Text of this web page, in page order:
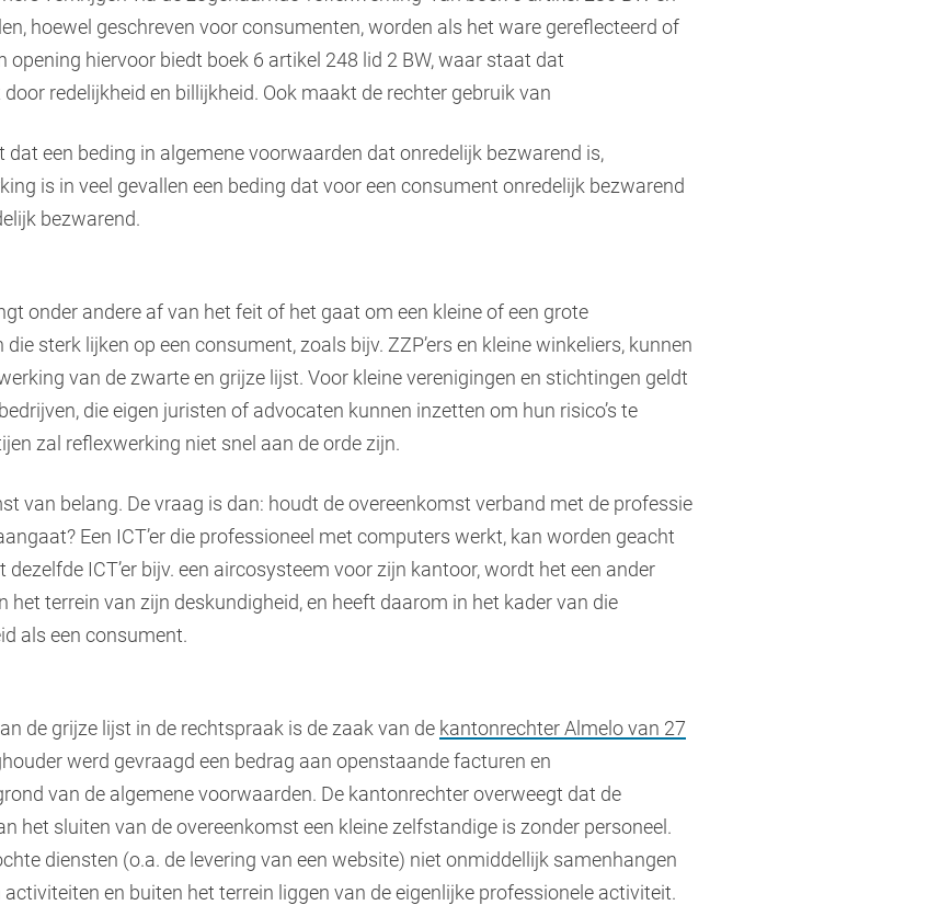
hoewel geschreven voor consumenten, worden als het ware gereflecteerd of
opening hiervoor biedt boek 6 artikel 248 lid 2 BW, waar staat dat
redelijkheid en billijkheid. Ook maakt de rechter gebruik van
dat een beding in algemene voorwaarden dat onredelijk bezwarend is,
is in veel gevallen een beding dat voor een consument onredelijk bezwarend
bezwarend.
onder andere af van het feit of het gaat om een kleine of een grote
sterk lijken op een consument, zoals bijv. ZZP’ers en kleine winkeliers, kunnen
van de zwarte en grijze lijst. Voor kleine verenigingen en stichtingen geldt
die eigen juristen of advocaten kunnen inzetten om hun risico’s te
zal reflexwerking niet snel aan de orde zijn.
van belang. De vraag is dan: houdt de overeenkomst verband met de professie
Een ICT’er die professioneel met computers werkt, kan worden geacht
ICT’er bijv. een aircosysteem voor zijn kantoor, wordt het een ander
het terrein van zijn deskundigheid, en heeft daarom in het kader van die
als een consument.
de grijze lijst in de rechtspraak is de zaak van de kantonrechter Almelo van 27
werd gevraagd een bedrag aan openstaande facturen en
van de algemene voorwaarden. De kantonrechter overweegt dat de
het sluiten van de overeenkomst een kleine zelfstandige is zonder personeel.
diensten (o.a. de levering van een website) niet onmiddellijk samenhangen
en buiten het terrein liggen van de eigenlijke professionele activiteit.